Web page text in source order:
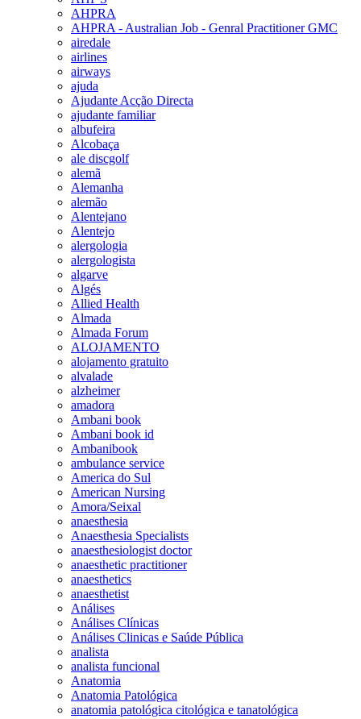
AHPRA
AHPRA - Australian Job - Genral Practitioner GMC
airedale
airlines
airways
ajuda
Ajudante Acção Directa
ajudante familiar
albufeira
Alcobaça
ale discgolf
alemã
Alemanha
alemão
Alentejano
Alentejo
alergologia
alergologista
algarve
Algés
Allied Health
Almada
Almada Forum
ALOJAMENTO
alojamento gratuito
alvalade
alzheimer
amadora
Ambani book
Ambani book id
Ambanibook
ambulance service
America do Sul
American Nursing
Amora/Seixal
anaesthesia
Anaesthesia Specialists
anaesthesiologist doctor
anaesthetic practitioner
anaesthetics
anaesthetist
Análises
Análises Clínicas
Análises Clinicas e Saúde Pública
analista
analista funcional
Anatomia
Anatomia Patológica
anatomia patológica citológica e tanatológica